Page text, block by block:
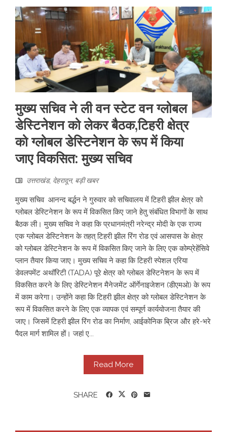
मुख्य सचिव ने ली वन स्टेट वन ग्लोबल
डेस्टिनेशन को लेकर बैठक,टिहरी क्षेत्र
को ग्लोबल डेस्टिनेशन के रूप में किया
जाए विकसित: मुख्य सचिव
उत्तराखंड, देहरादून, बड़ी खबर
मुख्य सचिव आनन्द बर्द्धन ने गुरुवार को सचिवालय में टिहरी झील क्षेत्र को
ग्लोबल डेस्टिनेशन के रूप में विकसित किए जाने हेतु संबंधित विभागों के साथ
बैठक ली। मुख्य सचिव ने कहा कि प्रधानमंत्री नरेन्द्र मोदी के एक राज्य
एक ग्लोबल डेस्टिनेशन के तहत् टिहरी झील रिंग रोड एवं आसपास के क्षेत्र
को ग्लोबल डेस्टिनेशन के रूप में विकसित किए जाने के लिए एक कोम्प्रेहेंसिवे
प्लान तैयार किया जाए। मुख्य सचिव ने कहा कि टिहरी स्पेशल एरिया
डेवलपमेंट अथॉरिटी (TADA) पूरे क्षेत्र को ग्लोबल डेस्टिनेशन के रूप में
विकसित करने के लिए डेस्टिनेशन मैनेजमेंट ऑर्गेनाइजेशन (डीएमओ) के रूप
में काम करेगा। उन्होंने कहा कि टिहरी झील क्षेत्र को ग्लोबल डेस्टिनेशन के
रूप में विकसित करने के लिए एक व्यापक एवं सम्पूर्ण कार्ययोजना तैयार की
जाए। जिसमें टिहरी झील रिंग रोड का निर्माण, आईकोनिक ब्रिज और हरे-भरे
पैदल मार्ग शामिल हों। जहां ए...
Read More
SHARE